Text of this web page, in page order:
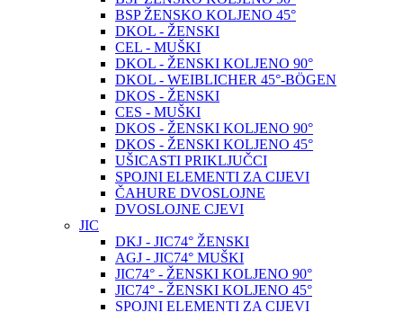
BSP ŽENSKO KOLJENO 45°
DKOL - ŽENSKI
CEL - MUŠKI
DKOL - ŽENSKI KOLJENO 90°
DKOL - WEIBLICHER 45°-BÖGEN
DKOS - ŽENSKI
CES - MUŠKI
DKOS - ŽENSKI KOLJENO 90°
DKOS - ŽENSKI KOLJENO 45°
UŠICASTI PRIKLJUČCI
SPOJNI ELEMENTI ZA CIJEVI
ČAHURE DVOSLOJNE
DVOSLOJNE CJEVI
JIC
DKJ - JIC74° ŽENSKI
AGJ - JIC74° MUŠKI
JIC74° - ŽENSKI KOLJENO 90°
JIC74° - ŽENSKI KOLJENO 45°
SPOJNI ELEMENTI ZA CIJEVI